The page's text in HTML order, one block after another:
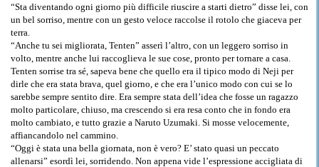
“Sta diventando ogni giorno più difficile riuscire a starti dietro” disse lei, con
un bel sorriso, mentre con un gesto veloce raccolse il rotolo che giaceva per
terra.
“Anche tu sei migliorata, Tenten” asserì l’altro, con un leggero sorriso in
volto, mentre anche lui raccoglieva le sue cose, pronto per tornare a casa.
Tenten sorrise tra sé, sapeva bene che quello era il tipico modo di Neji per
dirle che era stata brava, quel giorno, e che era l’unico modo con cui se lo
sarebbe sempre sentito dire. Era sempre stata dell’idea che fosse un ragazzo
molto particolare, chiuso, ma crescendo si era resa conto che in fondo era
molto cambiato, e tutto grazie a Naruto Uzumaki. Si mosse velocemente,
affiancandolo nel cammino.
“Oggi è stata una bella giornata, non è vero? E’ stato quasi un peccato
allenarsi” esordì lei, sorridendo. Non appena vide l’espressione accigliata di